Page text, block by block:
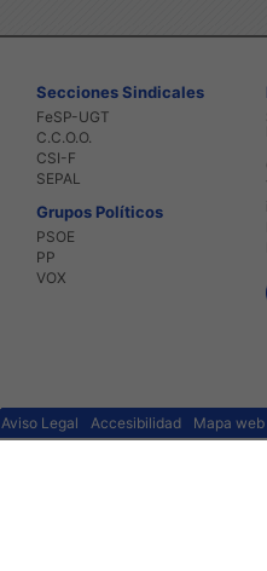
Secciones Sindicales
FeSP-UGT
C.C.O.O.
CSI-F
SEPAL
Grupos Políticos
PSOE
PP
VOX
Aviso Legal Accesibilidad Mapa web